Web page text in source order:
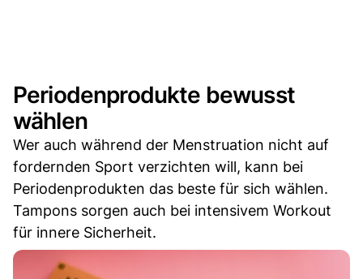
Periodenprodukte bewusst
wählen
Wer auch während der Menstruation nicht auf
fordernden Sport verzichten will, kann bei
Periodenprodukten das beste für sich wählen.
Tampons sorgen auch bei intensivem Workout
für innere Sicherheit.